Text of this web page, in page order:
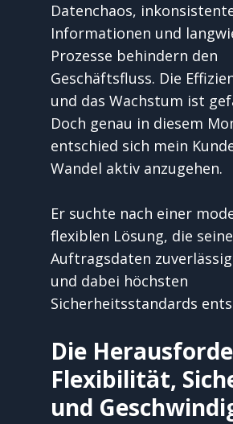
Datenchaos,
Informationen und
Prozesse behindern den
Geschäftsfluss. Die
und das Wachstum ist
Doch genau in diesem
entschied sich mein
Wandel aktiv anzugehen.
Er suchte nach einer
flexiblen Lösung, die seine
Auftragsdaten
und dabei höchsten
Sicherheitsstandards
Die
Flexibilität,
und